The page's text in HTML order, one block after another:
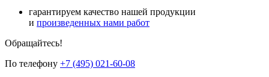
гарантируем качество нашей продукции
и произведенных нами работ
Обращайтесь!
По телефону +7 (495) 021-60-08